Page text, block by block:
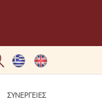
ΣΥΝΕΡΓΕΙΕΣ